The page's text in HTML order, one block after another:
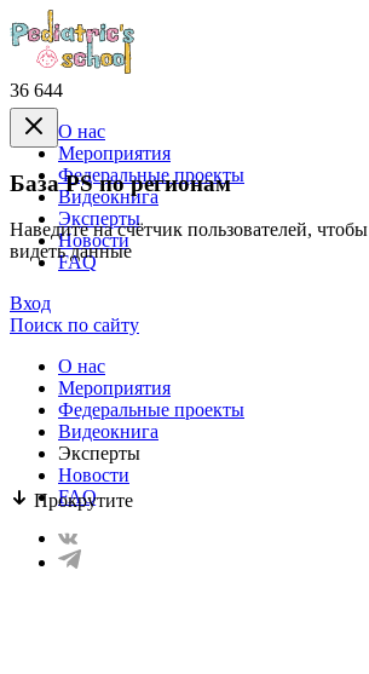
36 644
База PS по регионам
Наведите на счётчик пользователей, чтобы
видеть данные
Прокрутите
О нас
Mероприятия
Федеральные проекты
Видеокнига
Эксперты
Новости
FAQ
Вход
Поиск по сайту
О нас
Mероприятия
Федеральные проекты
Видеокнига
Эксперты
Новости
FAQ